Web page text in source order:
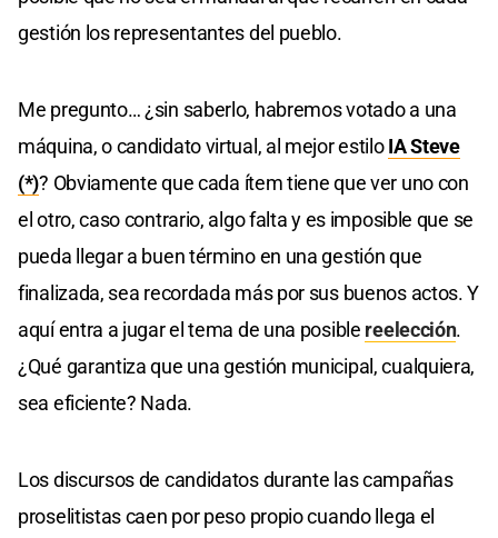
gestión los representantes del pueblo.
Me pregunto… ¿sin saberlo, habremos votado a una
máquina, o candidato virtual, al mejor estiloIA Steve
(*)? Obviamente que cada ítem tiene que ver uno con
el otro, caso contrario, algo falta y es imposible que se
pueda llegar a buen término en una gestión que
finalizada, sea recordada más por sus buenos actos. Y
aquí entra a jugar el tema de una posible reelección.
¿Qué garantiza que una gestión municipal, cualquiera,
sea eficiente? Nada.
Los discursos de candidatos durante las campañas
proselitistas caen por peso propio cuando llega el